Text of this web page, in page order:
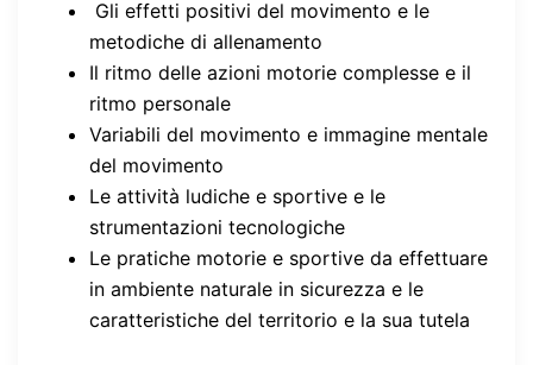
Gli effetti positivi del movimento e le
metodiche di allenamento
Il ritmo delle azioni motorie complesse e il
ritmo personale
Variabili del movimento e immagine mentale
del movimento
Le attività ludiche e sportive e le
strumentazioni tecnologiche
Le pratiche motorie e sportive da effettuare
in ambiente naturale in sicurezza e le
caratteristiche del territorio e la sua tutela